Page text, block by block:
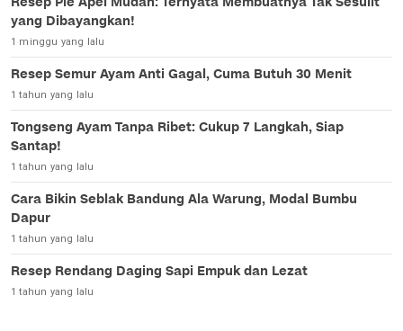
yang Dibayangkan!
1 minggu yang lalu
Resep Semur Ayam Anti Gagal, Cuma Butuh 30 Menit
1 tahun yang lalu
Tongseng Ayam Tanpa Ribet: Cukup 7 Langkah, Siap
Santap!
1 tahun yang lalu
Cara Bikin Seblak Bandung Ala Warung, Modal Bumbu
Dapur
1 tahun yang lalu
Resep Rendang Daging Sapi Empuk dan Lezat
1 tahun yang lalu